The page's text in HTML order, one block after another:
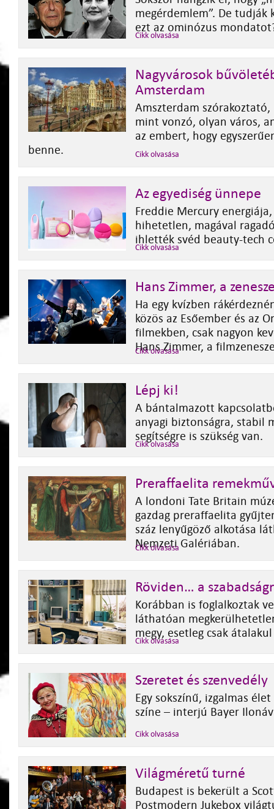
megérdemlem”. De tudják
ezt az ominózus
Cikk olvasása
Nagyvárosok
Amsterdam
Amszterdam
mint vonzó, olyan város,
az embert, hogy
benne.
Cikk olvasása
Az egyediség ünnepe
Freddie Mercury
hihetetlen, magával
ihlették svéd beauty-tech
Cikk olvasása
Hans Zimmer, a
Ha egy kvízben
közös az Esőember és az
filmekben, csak nagyon
Hans Zimmer, a
Cikk olvasása
Lépj ki!
A bántalmazott
anyagi biztonságra, stabil
segítségre is szükség van.
Cikk olvasása
Preraffaelita
A londoni Tate Britain
gazdag preraffaelita
száz lenyűgöző alkotása
Nemzeti Galériában.
Cikk olvasása
Röviden… a
Korábban is foglalkoztak
láthatóan
megy, esetleg csak
Cikk olvasása
Szeretet és szenvedély
Egy sokszínű, izgalmas
színe – interjú Bayer
Cikk olvasása
Világméretű turné
Budapest is bekerült a
Postmodern Jukebox